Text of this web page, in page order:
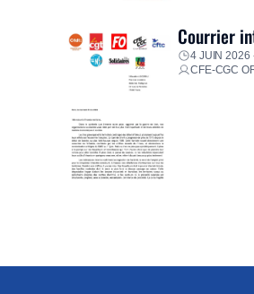
Courrier
4 JUIN 2026
CFE-CGC